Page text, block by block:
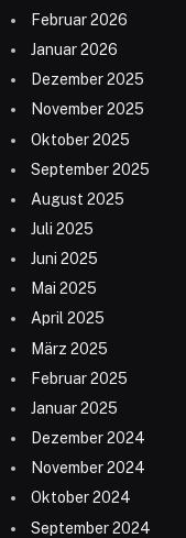
Februar 2026
Januar 2026
Dezember 2025
November 2025
Oktober 2025
September 2025
August 2025
Juli 2025
Juni 2025
Mai 2025
April 2025
März 2025
Februar 2025
Januar 2025
Dezember 2024
November 2024
Oktober 2024
September 2024